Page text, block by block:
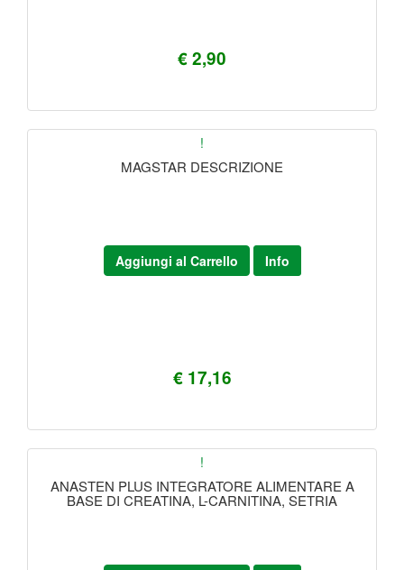
€ 2,90
!
MAGSTAR DESCRIZIONE
€ 17,16
Aggiungi al Carrello Info
!
ANASTEN PLUS INTEGRATORE ALIMENTARE A
BASE DI CREATINA, L-CARNITINA, SETRIA